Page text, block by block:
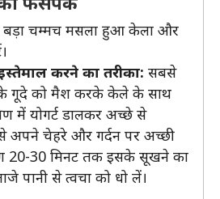
बड़ा चम्मच मसला हुआ केला और
करने का तरीका: सबसे
के गूदे को मैश करके केले के साथ
में योगर्ट डालकर अच्छे से
अपने चेहरे और गर्दन पर अच्छी
20-30 मिनट तक इसके सूखने का
पानी से त्वचा को धो लें।